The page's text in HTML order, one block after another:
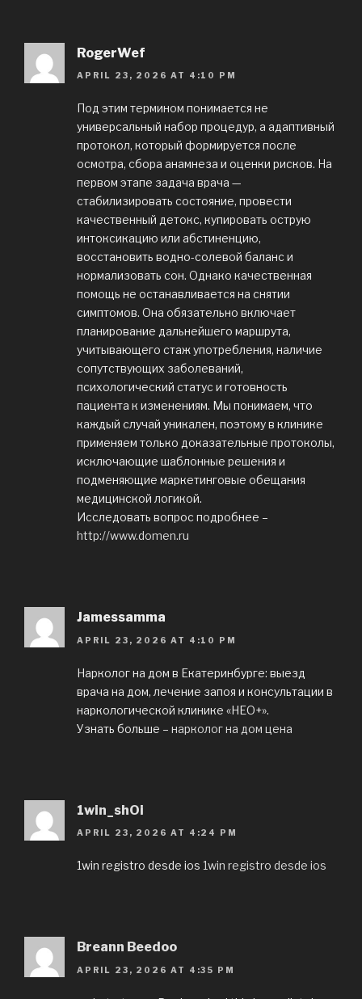
RogerWef
APRIL 23, 2026 AT 4:10 PM
Под этим термином понимается не
универсальный набор процедур, а адаптивный
протокол, который формируется после
осмотра, сбора анамнеза и оценки рисков. На
первом этапе задача врача —
стабилизировать состояние, провести
качественный детокс, купировать острую
интоксикацию или абстиненцию,
восстановить водно-солевой баланс и
нормализовать сон. Однако качественная
помощь не останавливается на снятии
симптомов. Она обязательно включает
планирование дальнейшего маршрута,
учитывающего стаж употребления, наличие
сопутствующих заболеваний,
психологический статус и готовность
пациента к изменениям. Мы понимаем, что
каждый случай уникален, поэтому в клинике
применяем только доказательные протоколы,
исключающие шаблонные решения и
подменяющие маркетинговые обещания
медицинской логикой.
Исследовать вопрос подробнее –
http://www.domen.ru
Jamessamma
APRIL 23, 2026 AT 4:10 PM
Нарколог на дом в Екатеринбурге: выезд
врача на дом, лечение запоя и консультации в
наркологической клинике «НЕО+».
Узнать больше – нарколог на дом цена
1win_shOi
APRIL 23, 2026 AT 4:24 PM
1win registro desde ios 1win registro desde ios
Breann Beedoo
APRIL 23, 2026 AT 4:35 PM